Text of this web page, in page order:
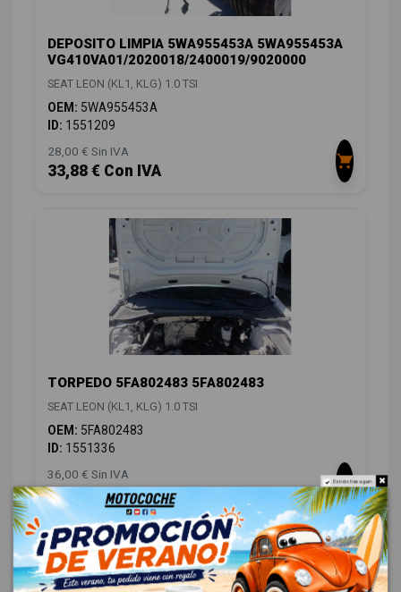
DEPOSITO LIMPIA 5WA955453A 5WA955453A
VG410VA01/2020018/2400019/9020000
SEAT LEON (KL1, KLG) 1.0 TSI
OEM: 5WA955453A
ID: 1551209
28,00 € Sin IVA
33,88 € Con IVA
TORPEDO 5FA802483 5FA802483
SEAT LEON (KL1, KLG) 1.0 TSI
OEM: 5FA802483
ID: 1551336
36,00 € Sin IVA
43,56 € Con IVA
CARROCERÍA LATERALES 16
Do not show again.